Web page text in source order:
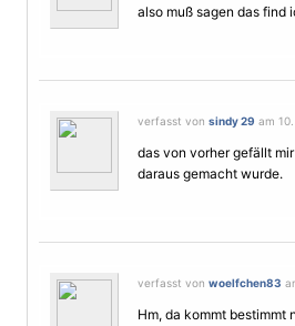
also muß sagen das find
verfasst von sindy 29 am
das von vorher gefällt
daraus gemacht wurde.
verfasst von woelfchen83
Hm, da kommt bestimmt